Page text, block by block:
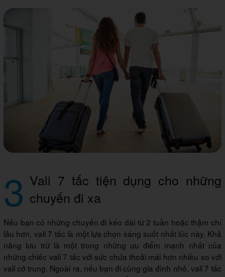
3 Vali 7 tấc tiện dụng cho những
chuyến đi xa
Nếu bạn có những chuyến đi kéo dài từ 2 tuần hoặc thậm chí
lâu hơn, vali 7 tấc là một lựa chọn sáng suốt nhất lúc này. Khả
năng lưu trữ là một trong những ưu điểm mạnh nhất của
những chiếc vali 7 tấc với sức chứa thoải mái hơn nhiều so với
vali cỡ trung. Ngoài ra, nếu bạn đi cùng gia đình nhỏ, vali 7 tấc